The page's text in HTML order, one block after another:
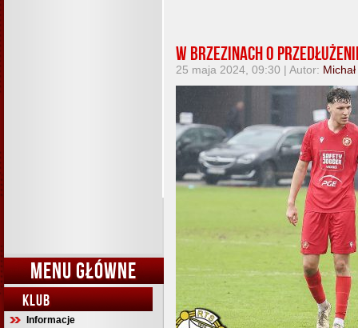
MENU GŁÓWNE
KLUB
Informacje
W Brzezinach o
25 maja 2024, 09:30 | Autor: Michał